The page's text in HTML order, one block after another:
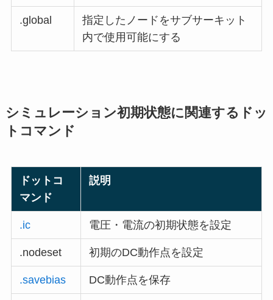
.global
指定したノードをサブサーキット
内で使用可能にする
シミュレーション初期状態に関連するドッ
トコマンド
ドットコ
マンド
説明
.ic 電圧・電流の初期状態を設定
.nodeset 初期のDC動作点を設定
.savebias DC動作点を保存